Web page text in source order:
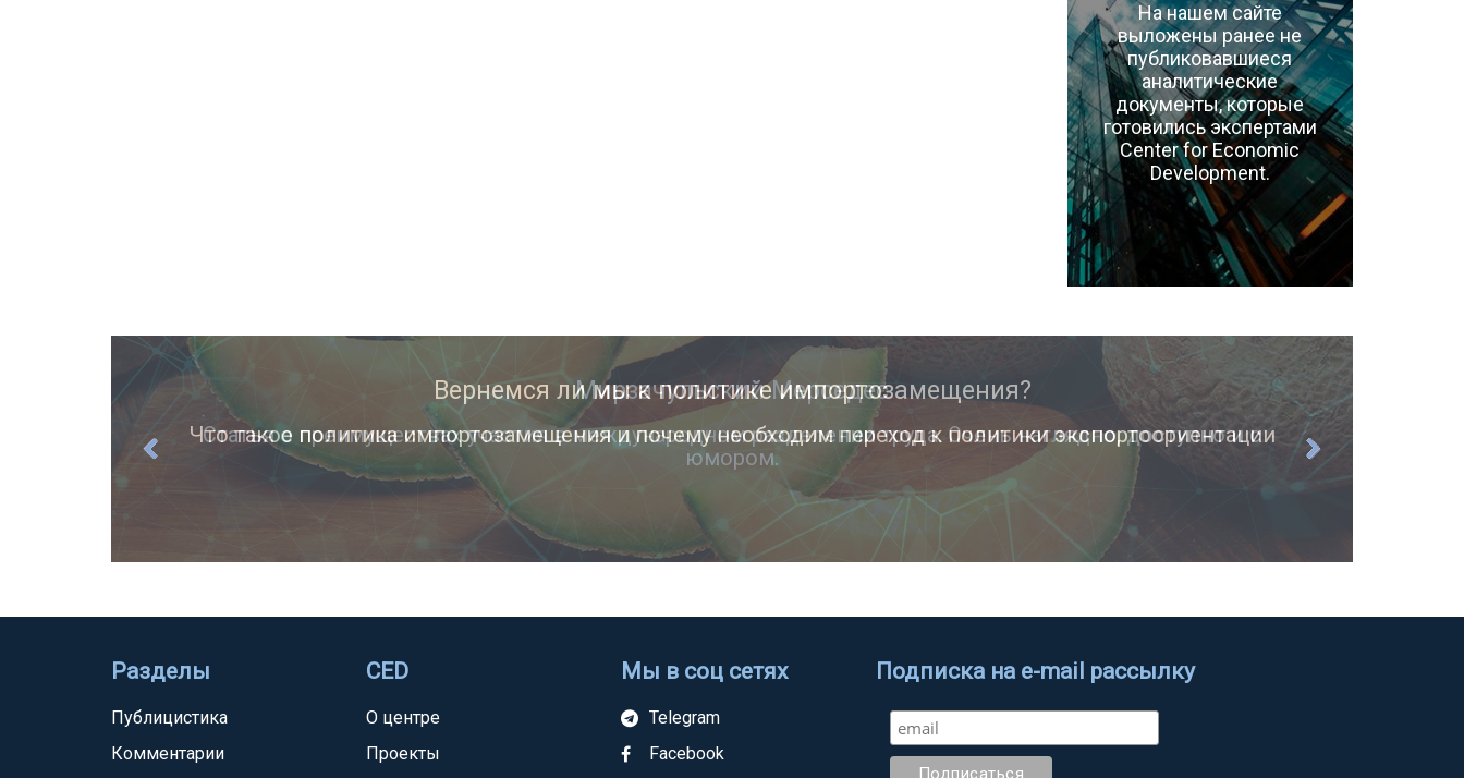
На нашем сайте
выложены ранее не
публиковавшиеся
аналитические
документы, которые
готовились экспертами
Center for Economic
Development.
Мирзачульский Мерседес
Статья о преимуществах участия в международном разделении труда. Очень наглядно, доступно и с
юмором.
Разделы
Публицистика
Комментарии
CED
О центре
Проекты
Мы в соц сетях
Telegram
Facebook
Подписка на e-mail рассылку